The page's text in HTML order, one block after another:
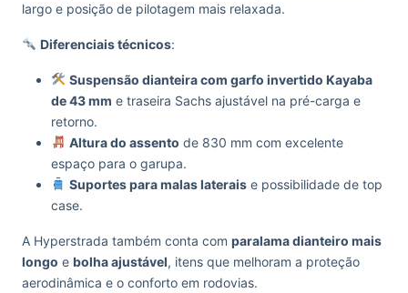
largo e posição de pilotagem mais relaxada.
Diferenciais técnicos:
Suspensão dianteira com garfo invertido Kayaba
de 43 mm e traseira Sachs ajustável na pré-carga e
retorno.
Altura do assento de 830 mm com excelente
espaço para o garupa.
Suportes para malas lateraise possibilidade de top
case.
A Hyperstrada também conta com paralama dianteiro mais
longo e bolha ajustável, itens que melhoram a proteção
aerodinâmica e o conforto em rodovias.